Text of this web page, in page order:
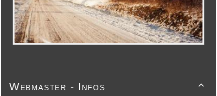

Webmaster - Infos